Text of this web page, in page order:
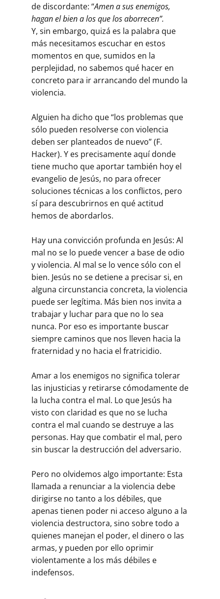
de discordante: “Amen a sus enemigos,
hagan el bien a los que los aborrecen”.
Y, sin embargo, quizá es la palabra que
más necesitamos escuchar en estos
momentos en que, sumidos en la
perplejidad, no sabemos qué hacer en
concreto para ir arrancando del mundo la
violencia.
Alguien ha dicho que “los problemas que
sólo pueden resolverse con violencia
deben ser planteados de nuevo” (F.
Hacker). Y es precisamente aquí donde
tiene mucho que aportar también hoy el
evangelio de Jesús, no para ofrecer
soluciones técnicas a los conflictos, pero
sí para descubrirnos en qué actitud
hemos de abordarlos.
Hay una convicción profunda en Jesús: Al
mal no se lo puede vencer a base de odio
y violencia. Al mal se lo vence sólo con el
bien. Jesús no se detiene a precisar si, en
alguna circunstancia concreta, la violencia
puede ser legítima. Más bien nos invita a
trabajar y luchar para que no lo sea
nunca. Por eso es importante buscar
siempre caminos que nos lleven hacia la
fraternidad y no hacia el fratricidio.
Amar a los enemigos no significa tolerar
las injusticias y retirarse cómodamente de
la lucha contra el mal. Lo que Jesús ha
visto con claridad es que no se lucha
contra el mal cuando se destruye a las
personas. Hay que combatir el mal, pero
sin buscar la destrucción del adversario.
Pero no olvidemos algo importante: Esta
llamada a renunciar a la violencia debe
dirigirse no tanto a los débiles, que
apenas tienen poder ni acceso alguno a la
violencia destructora, sino sobre todo a
quienes manejan el poder, el dinero o las
armas, y pueden por ello oprimir
violentamente a los más débiles e
indefensos.